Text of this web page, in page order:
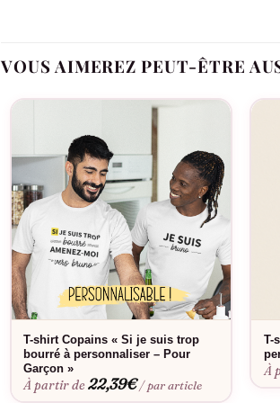
Oui, dans notre atelier en France, à la
Fabriqué à la commande, floqué en France.
VOUS AIMEREZ PEUT-ÊTRE
T-shirt Copains « Si je suis trop
bourré à personnaliser – Pour
Garçon »
À partir de22,39€ / par article
T-
À